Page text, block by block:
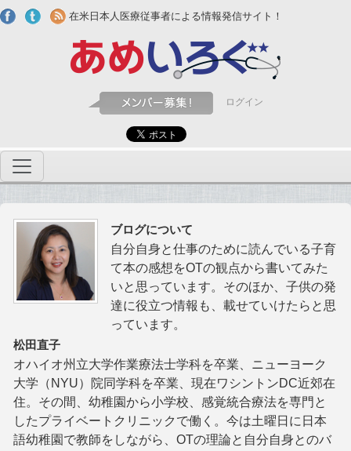
Skip to main content
在米日本人医療従事者による情報発信サイト！
ログイン
ブログについて
自分自身と仕事のために読んでいる子育
て本の感想をOTの観点から書いてみた
いと思っています。そのほか、子供の発
達に役立つ情報も、載せていけたらと思
っています。
松田直子
オハイオ州立大学作業療法士学科を卒業、ニューヨーク
大学（NYU）院同学科を卒業、現在ワシントンDC近郊在
住。その間、幼稚園から小学校、感覚統合療法を専門と
したプライベートクリニックで働く。今は土曜日に日本
語幼稚園で教師をしながら、OTの理論と自分自身とのバ